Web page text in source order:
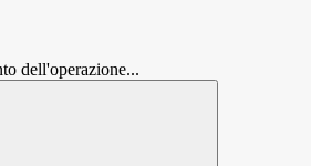
dell'operazione...